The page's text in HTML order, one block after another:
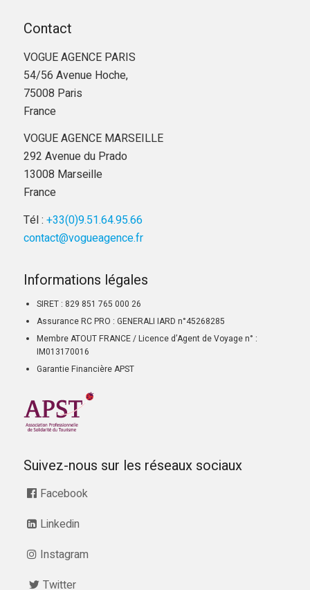
Contact
VOGUE AGENCE PARIS
54/56 Avenue Hoche,
75008 Paris
France
VOGUE AGENCE MARSEILLE
292 Avenue du Prado
13008 Marseille
France
Tél : +33(0)9.51.64.95.66
contact@vogueagence.fr
Informations légales
SIRET : 829 851 765 000 26
Assurance RC PRO : GENERALI IARD n°45268285
Membre ATOUT FRANCE / Licence d’Agent de Voyage n° :
IM013170016
Garantie Financière APST
Suivez-nous sur les réseaux sociaux
Facebook
Linkedin
Instagram
Twitter